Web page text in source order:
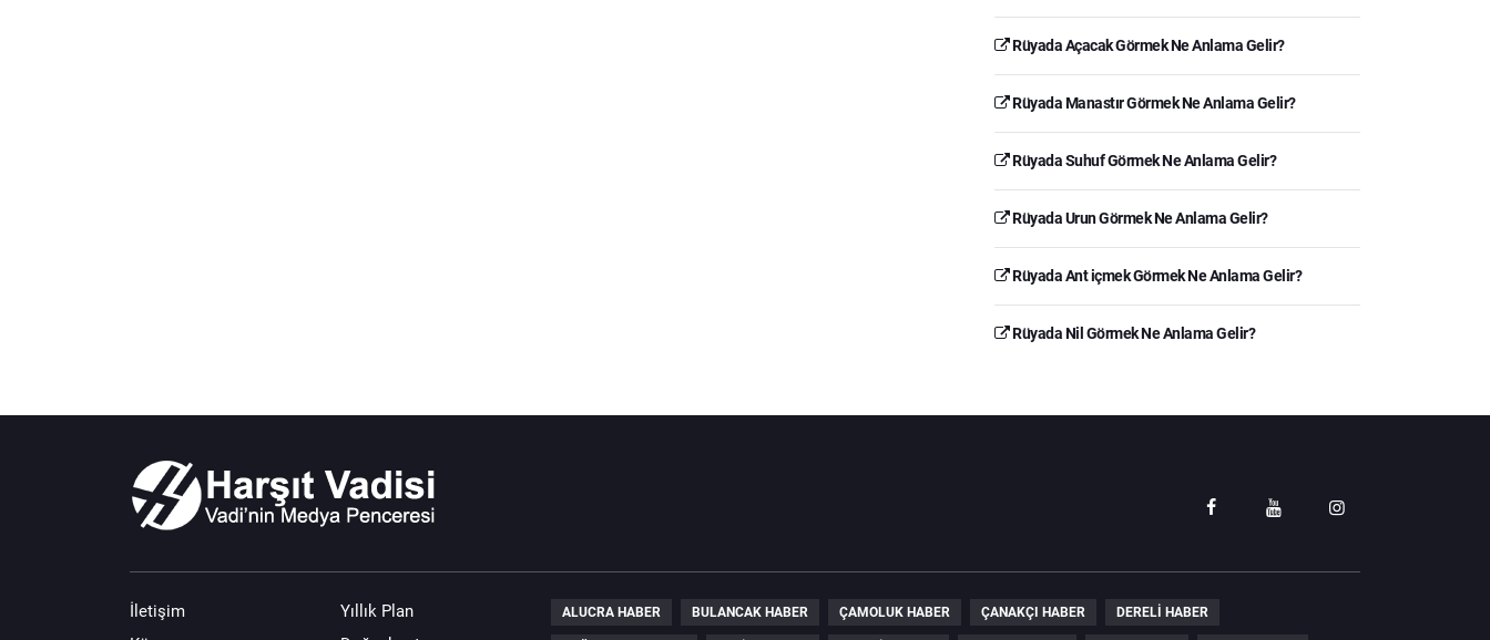
Rüyada Açacak Görmek Ne Anlama Gelir?
Rüyada Manastır Görmek Ne Anlama Gelir?
Rüyada Suhuf Görmek Ne Anlama Gelir?
Rüyada Urun Görmek Ne Anlama Gelir?
Rüyada Ant içmek Görmek Ne Anlama Gelir?
Rüyada Nil Görmek Ne Anlama Gelir?
İletişim
Yıllık Plan
ALUCRA HABER BULANCAK HABER ÇAMOLUK HABER ÇANAKÇI HABER DERELI HABER